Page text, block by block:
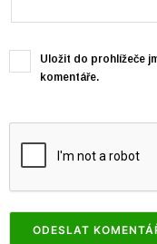
Uložit do prohlížeče
komentáře.